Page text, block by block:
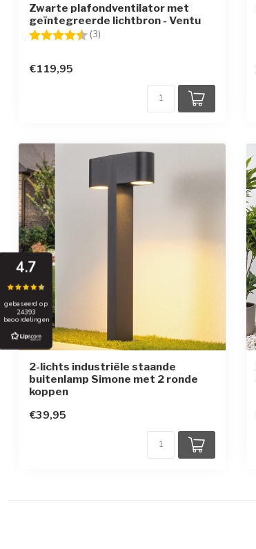
Zwarte plafondventilator met
geïntegreerde lichtbron - Ventu
Beoordeling: (3)
€119,95
2-lichts industriële staande
buitenlamp Simone met 2 ronde
koppen
€39,95
4.7
gebaseerd op
24393
beoordelingen